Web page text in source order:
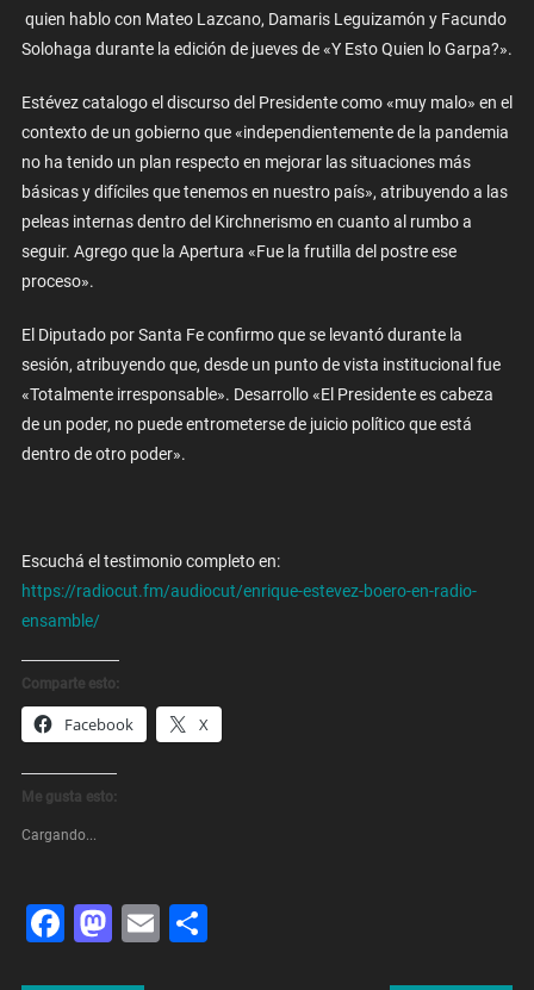
quien hablo con Mateo Lazcano, Damaris Leguizamón y Facundo
Solohaga durante la edición de jueves de «Y Esto Quien lo Garpa?».
Estévez catalogo el discurso del Presidente como «muy malo» en el
contexto de un gobierno que «independientemente de la pandemia
no ha tenido un plan respecto en mejorar las situaciones más
básicas y difíciles que tenemos en nuestro país», atribuyendo a las
peleas internas dentro del Kirchnerismo en cuanto al rumbo a
seguir. Agrego que la Apertura «Fue la frutilla del postre ese
proceso».
El Diputado por Santa Fe confirmo que se levantó durante la
sesión, atribuyendo que, desde un punto de vista institucional fue
«Totalmente irresponsable». Desarrollo «El Presidente es cabeza
de un poder, no puede entrometerse de juicio político que está
dentro de otro poder».
Escuchá el testimonio completo en:
https://radiocut.fm/audiocut/enrique-estevez-boero-en-radio-
ensamble/
Comparte esto:
Facebook X
Me gusta esto:
Cargando...
Facebook
Mastodon
EmailShare